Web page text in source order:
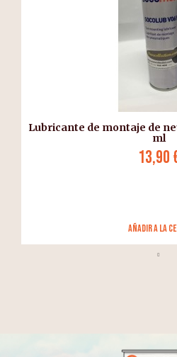
Lubricante de montaje de
ml
13,90
añadir a la